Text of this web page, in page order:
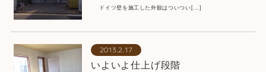
ドイツ壁を施工した外観はついつい[...]
2013.2.17
いよいよ仕上げ段階